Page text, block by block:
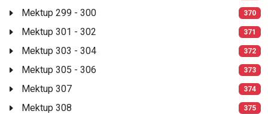
Mektup 299 - 300 370
Mektup 301 - 302 371
Mektup 303 - 304 372
Mektup 305 - 306 373
Mektup 307 374
Mektup 308 375